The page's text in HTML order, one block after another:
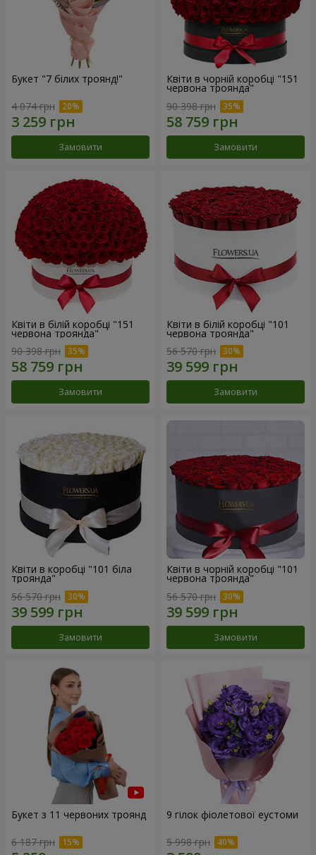
Букет "7 білих троянд!"
4 074 грн
Замовити
Квіти в чорній коробці "151
червона троянда"
90 398 грн
Замовити
Квіти в білій коробці "151
червона троянда"
90 398 грн
Замовити
Квіти в білій коробці "101
червона троянда"
56 570 грн
Замовити
Квіти в коробці "101 біла
троянда"
56 570 грн
Замовити
Квіти в чорній коробці "101
червона троянда"
56 570 грн
Замовити
Букет з 11 червоних троянд
6 187 грн
9 гілок фіолетової еустоми
5 998 грн